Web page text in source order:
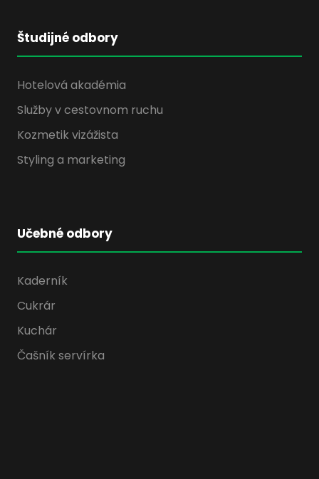
Študijné odbory
Hotelová akadémia
Služby v cestovnom ruchu
Kozmetik vizážista
Styling a marketing
Učebné odbory
Kaderník
Cukrár
Kuchár
Čašník servírka